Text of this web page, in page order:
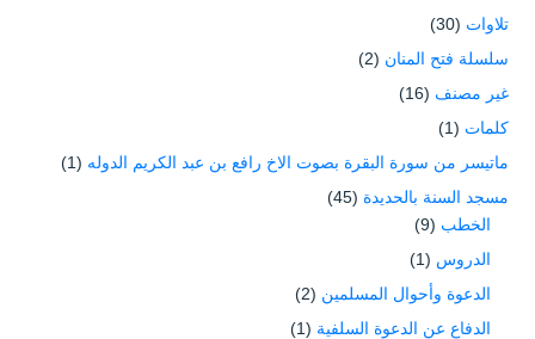
تلاوات (30)
سلسلة فتح المنان (2)
غير مصنف (16)
كلمات (1)
ماتيسر من سورة البقرة بصوت الاخ رافع بن عبد الكريم الدوله (1)
مسجد السنة بالحديدة (45)
الخطب (9)
الدروس (1)
الدعوة وأحوال المسلمين (2)
الدفاع عن الدعوة السلفية (1)